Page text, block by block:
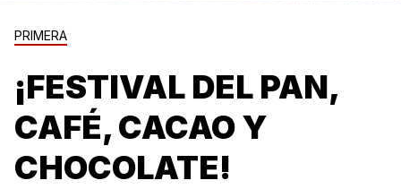
PRIMERA
¡FESTIVAL DEL PAN,
CAFÉ, CACAO Y
CHOCOLATE!